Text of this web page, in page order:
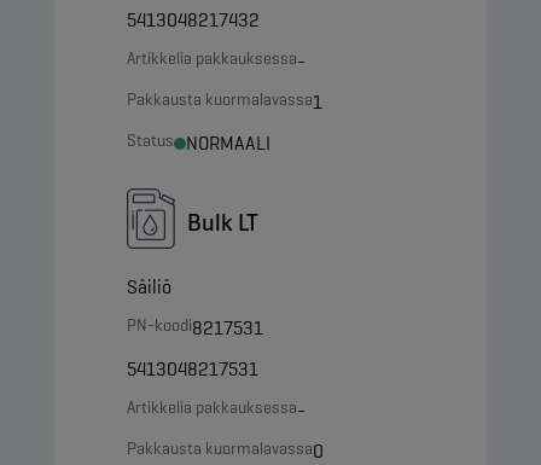
5413048217432
Artikkelia pakkauksessa-
Pakkausta kuormalavassa1
Status NORMAALI
Bulk LT
Säiliö
PN-koodi8217531
5413048217531
Artikkelia pakkauksessa-
Pakkausta kuormalavassa0